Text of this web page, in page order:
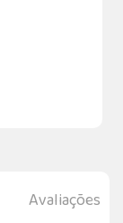
Avaliações